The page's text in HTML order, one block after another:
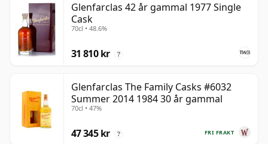
Glenfarclas 42 år gammal 1977 Single
Cask
70cl • 48.6%
31 810 kr ?
Glenfarclas The Family Casks #6032
Summer 2014 1984 30 år gammal
70cl • 47%
FRI FRAKT
47 345 kr ?